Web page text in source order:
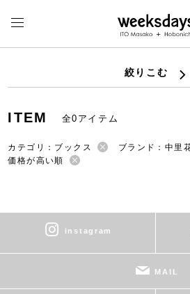
絞りこむ
ITEM 全0アイテム
カテゴリ：ブックス
ブランド：中里
価格が高い順
instagram
MAIL